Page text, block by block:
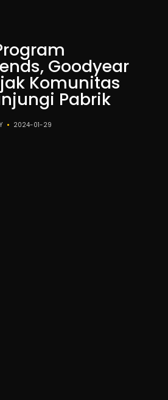
Goodyear
Komunitas
Pabrik
2024-01-29